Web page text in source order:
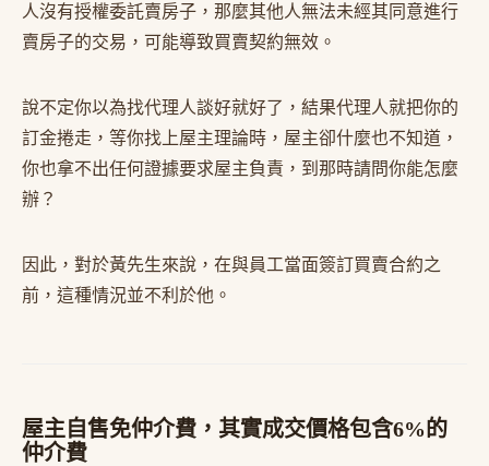
人沒有授權委託賣房子，那麼其他人無法未經其同意進行
賣房子的交易，可能導致買賣契約無效。
說不定你以為找代理人談好就好了，結果代理人就把你的
訂金捲走，等你找上屋主理論時，屋主卻什麼也不知道，
你也拿不出任何證據要求屋主負責，到那時請問你能怎麼
辦？
因此，對於黃先生來說，在與員工當面簽訂買賣合約之
前，這種情況並不利於他。
屋主自售免仲介費，其實成交價格包含6%的
仲介費